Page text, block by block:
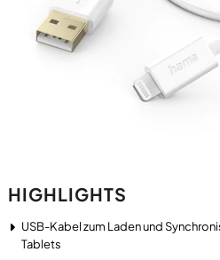
HIGHLIGHTS
USB-Kabel zum Laden und
Tablets